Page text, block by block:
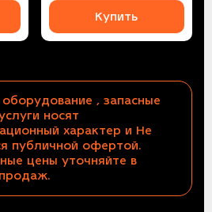
Купить
, запасные
носят
характер и Не
публичной офертой.
цены уточняйте в